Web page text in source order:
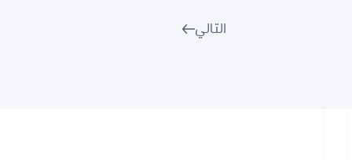
التالي